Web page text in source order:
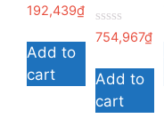
0
ngoài
192,439₫
Add to
cart
0
ngoài
754,967₫
Add to
cart